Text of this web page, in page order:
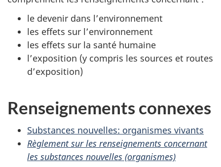
le devenir dans l’environnement
les effets sur l’environnement
les effets sur la santé humaine
l’exposition (y compris les sources et routes
d’exposition)
Renseignements connexes
Substances nouvelles: organismes vivants
Règlement sur les renseignements concernant
les substances nouvelles (organismes)